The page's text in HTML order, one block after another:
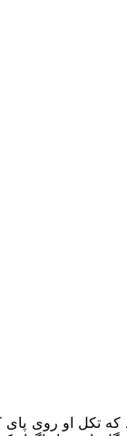
که تکل او روی